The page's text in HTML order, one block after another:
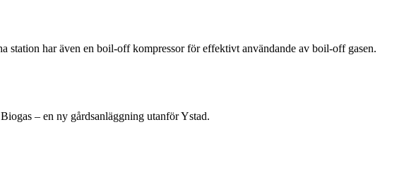
har även en boil-off kompressor för effektivt användande av boil-off gasen.
– en ny gårdsanläggning utanför Ystad.